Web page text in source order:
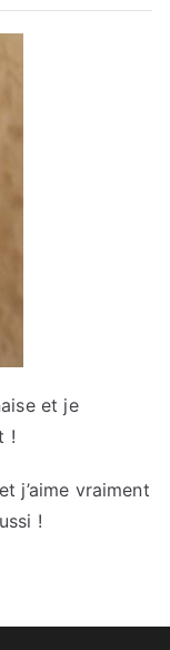
et je
!
j’aime vraiment
!